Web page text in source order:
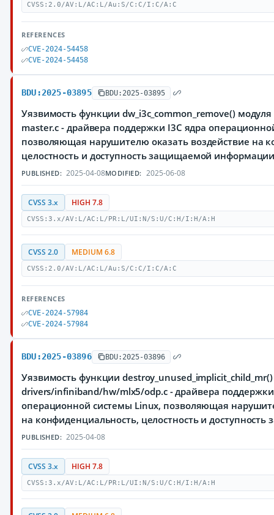
CVSS:2.0/AV:L/AC:L/Au:S/C:C/I:C/A:C
REFERENCES
CVE-2024-54458
CVE-2024-54458
BDU:2025-03895 BDU:2025-03895
Уязвимость функции dw_i3c_common_remove()
master.c - драйвера поддержки I3C ядра
позволяющая нарушителю оказать воздействие на
целостность и доступность защищаемой
PUBLISHED: 2025-04-08MODIFIED: 2025-06-08
CVSS 3.x HIGH 7.8
CVSS:3.x/AV:L/AC:L/PR:L/UI:N/S:U/C:H/I:H/A:H
CVSS 2.0 MEDIUM 6.8
CVSS:2.0/AV:L/AC:L/Au:S/C:C/I:C/A:C
REFERENCES
CVE-2024-57984
CVE-2024-57984
BDU:2025-03896 BDU:2025-03896
Уязвимость функции
drivers/infiniband/hw/mlx5/odp.c - драйвера
операционной системы Linux, позволяющая
на конфиденциальность, целостность и
PUBLISHED: 2025-04-08
CVSS 3.x HIGH 7.8
CVSS:3.x/AV:L/AC:L/PR:L/UI:N/S:U/C:H/I:H/A:H